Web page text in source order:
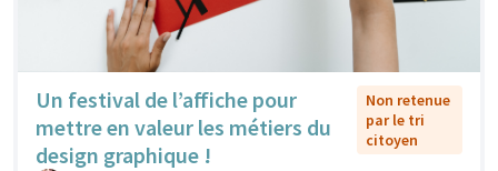
Un festival de l’affiche pour
mettre en valeur les métiers du
design graphique !
Non retenue
par le tri
citoyen